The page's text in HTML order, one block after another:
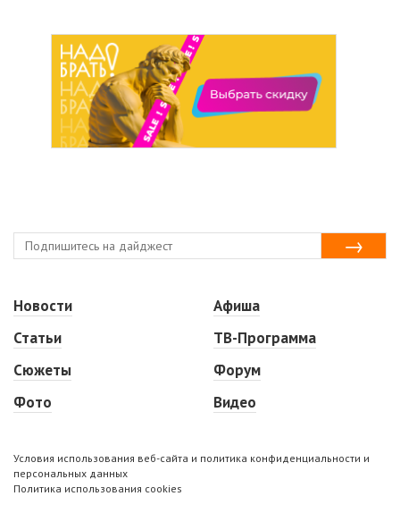
Новости
Статьи
Сюжеты
Фото
Афиша
ТВ-Программа
Форум
Видео
Условия использования веб-сайта и политика конфиденциальности и
персональных данных
Политика использования cookies